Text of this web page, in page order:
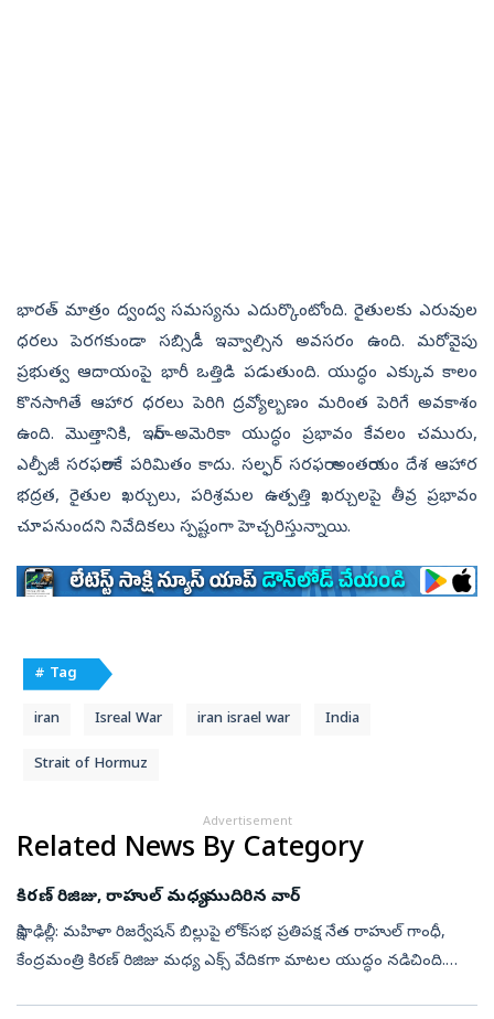
భారత్‌ మాత్రం ద్వంద్వ సమస్యను ఎదుర్కొంటోంది. రైతులకు ఎరువుల
ధరలు పెరగకుండా సబ్సిడీ ఇవ్వాల్సిన అవసరం ఉంది. మరోవైపు
ప్రభుత్వ ఆదాయంపై భారీ ఒత్తిడి పడుతుంది. యుద్ధం ఎక్కువ కాలం
కొనసాగితే ఆహార ధరలు పెరిగి ద్రవ్యోల్బణం మరింత పెరిగే అవకాశం
ఉంది. మొత్తానికి, ఇరాన్–అమెరికా యుద్ధం ప్రభావం కేవలం చమురు,
ఎల్పీజీ సరఫరాలకే పరిమితం కాదు. సల్ఫర్ సరఫరా అంతరాయం దేశ ఆహార
భద్రత, రైతుల ఖర్చులు, పరిశ్రమల ఉత్పత్తి ఖర్చులపై తీవ్ర ప్రభావం
చూపనుందని నివేదికలు స్పష్టంగా హెచ్చరిస్తున్నాయి.
# Tag
iran Isreal War iran israel war India
Strait of Hormuz
Advertisement
Related News By Category
కిరణ్‌ రిజిజు, రాహుల్‌ మధ్య ముదిరిన వార్‌
సాక్షి, ఢిల్లీ: మహిళా రిజర్వేషన్ బిల్లుపై లోక్‌సభ ప్రతిపక్ష నేత రాహుల్‌ గాంధీ,
కేంద్రమంత్రి కిరణ్‌ రిజిజు మధ్య ఎక్స్ వేదికగా మాటల యుద్ధం నడిచింది.